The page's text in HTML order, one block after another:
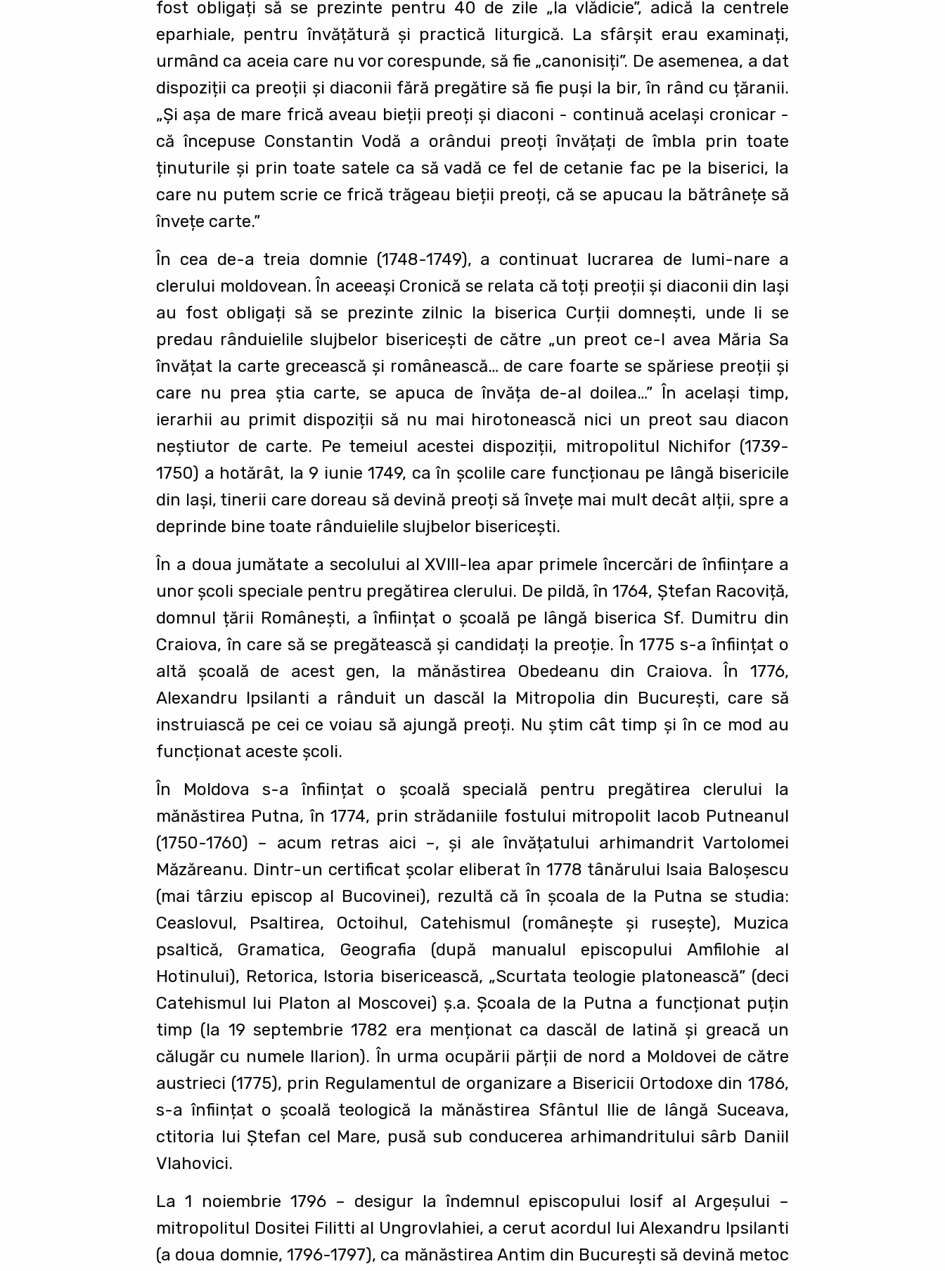
fost obligați să se prezinte pentru 40 de zile „la vlădicie”, adică la centrele
eparhiale, pentru învățătură şi practică liturgică. La sfârşit erau examinați,
urmând ca aceia care nu vor corespunde, să fie „canonisiți”. De asemenea, a dat
dispoziții ca preoții şi diaconii fără pregătire să fie puşi la bir, în rând cu țăranii.
„Şi aşa de mare frică aveau bieții preoți şi diaconi - continuă acelaşi cronicar -
că începuse Constantin Vodă a orândui preoți învățați de îmbla prin toate
ținuturile şi prin toate satele ca să vadă ce fel de cetanie fac pe la biserici, la
care nu putem scrie ce frică trăgeau bieții preoți, că se apucau la bătrânețe să
învețe carte.”
În cea de-a treia domnie (1748-1749), a continuat lucrarea de lumi-nare a
clerului moldovean. În aceeaşi Cronică se relata că toți preoții şi diaconii din Iaşi
au fost obligați să se prezinte zilnic la biserica Curții domneşti, unde li se
predau rânduielile slujbelor bisericeşti de către „un preot ce-l avea Măria Sa
învățat la carte grecească şi românească… de care foarte se spăriese preoții şi
care nu prea ştia carte, se apuca de învăța de-al doilea…” În acelaşi timp,
ierarhii au primit dispoziții să nu mai hirotonească nici un preot sau diacon
neştiutor de carte. Pe temeiul acestei dispoziții, mitropolitul Nichifor (1739-
1750) a hotărât, la 9 iunie 1749, ca în şcolile care funcționau pe lângă bisericile
din Iaşi, tinerii care doreau să devină preoți să învețe mai mult decât alții, spre a
deprinde bine toate rânduielile slujbelor bisericeşti.
În a doua jumătate a secolului al XVIII-lea apar primele încercări de înființare a
unor şcoli speciale pentru pregătirea clerului. De pildă, în 1764, Ştefan Racoviță,
domnul țării Româneşti, a înființat o şcoală pe lângă biserica Sf. Dumitru din
Craiova, în care să se pregătească şi candidați la preoție. În 1775 s-a înființat o
altă şcoală de acest gen, la mănăstirea Obedeanu din Craiova. În 1776,
Alexandru Ipsilanti a rânduit un dascăl la Mitropolia din Bucureşti, care să
instruiască pe cei ce voiau să ajungă preoți. Nu ştim cât timp şi în ce mod au
funcționat aceste şcoli.
În Moldova s-a înființat o şcoală specială pentru pregătirea clerului la
mănăstirea Putna, în 1774, prin strădaniile fostului mitropolit Iacob Putneanul
(1750-1760) – acum retras aici –, şi ale învățatului arhimandrit Vartolomei
Măzăreanu. Dintr-un certificat şcolar eliberat în 1778 tânărului Isaia Baloşescu
(mai târziu episcop al Bucovinei), rezultă că în şcoala de la Putna se studia:
Ceaslovul, Psaltirea, Octoihul, Catehismul (româneşte şi ruseşte), Muzica
psaltică, Gramatica, Geografia (după manualul episcopului Amfilohie al
Hotinului), Retorica, Istoria bisericească, „Scurtata teologie platonească” (deci
Catehismul lui Platon al Moscovei) ş.a. Şcoala de la Putna a funcționat puțin
timp (la 19 septembrie 1782 era menționat ca dascăl de latină şi greacă un
călugăr cu numele Ilarion). În urma ocupării părții de nord a Moldovei de către
austrieci (1775), prin Regulamentul de organizare a Bisericii Ortodoxe din 1786,
s-a înființat o şcoală teologică la mănăstirea Sfântul Ilie de lângă Suceava,
ctitoria lui Ştefan cel Mare, pusă sub conducerea arhimandritului sârb Daniil
Vlahovici.
La 1 noiembrie 1796 – desigur la îndemnul episcopului Iosif al Argeşului –
mitropolitul Dositei Filitti al Ungrovlahiei, a cerut acordul lui Alexandru Ipsilanti
(a doua domnie, 1796-1797), ca mănăstirea Antim din Bucureşti să devină metoc